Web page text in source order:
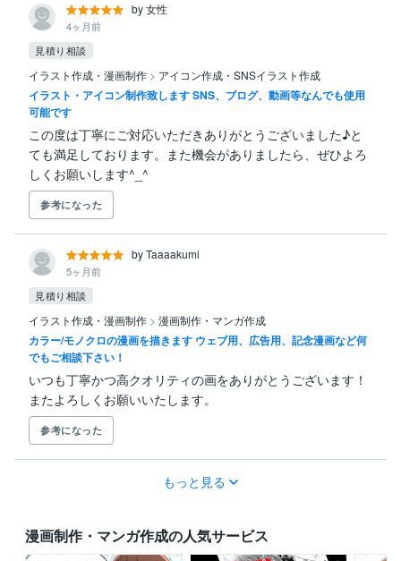
by 女性
4ヶ月前
見積り相談
イラスト作成・漫画制作 > アイコン作成・SNSイラスト作成
イラスト・アイコン制作致します SNS、ブログ、動画等なんでも使用
可能です
この度は丁寧にご対応いただきありがとうございました♪と
ても満足しております。また機会がありましたら、ぜひよろ
しくお願いします^_^
参考になった
by Taaaakumi
5ヶ月前
見積り相談
イラスト作成・漫画制作 > 漫画制作・マンガ作成
カラー/モノクロの漫画を描きます ウェブ用、広告用、記念漫画など何
でもご相談下さい！
いつも丁寧かつ高クオリティの画をありがとうございます！
またよろしくお願いいたします。
参考になった
もっと見る
漫画制作・マンガ作成の人気サービス